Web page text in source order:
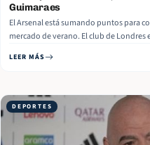
Guimaraes
El Arsenal está sumando puntos para
mercado de verano. El club de Londres
hayan tirado la toalla por Vinicius pese
LEER MÁS
DEPORTES